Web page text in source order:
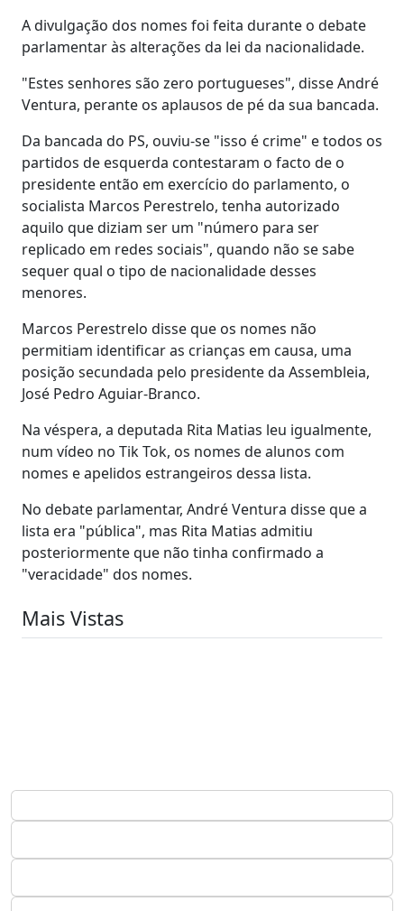
A divulgação dos nomes foi feita durante o debate
parlamentar às alterações da lei da nacionalidade.
"Estes senhores são zero portugueses", disse André
Ventura, perante os aplausos de pé da sua bancada.
Da bancada do PS, ouviu-se "isso é crime" e todos os
partidos de esquerda contestaram o facto de o
presidente então em exercício do parlamento, o
socialista Marcos Perestrelo, tenha autorizado
aquilo que diziam ser um "número para ser
replicado em redes sociais", quando não se sabe
sequer qual o tipo de nacionalidade desses
menores.
Marcos Perestrelo disse que os nomes não
permitiam identificar as crianças em causa, uma
posição secundada pelo presidente da Assembleia,
José Pedro Aguiar-Branco.
Na véspera, a deputada Rita Matias leu igualmente,
num vídeo no Tik Tok, os nomes de alunos com
nomes e apelidos estrangeiros dessa lista.
No debate parlamentar, André Ventura disse que a
lista era "pública", mas Rita Matias admitiu
posteriormente que não tinha confirmado a
"veracidade" dos nomes.
Mais Vistas